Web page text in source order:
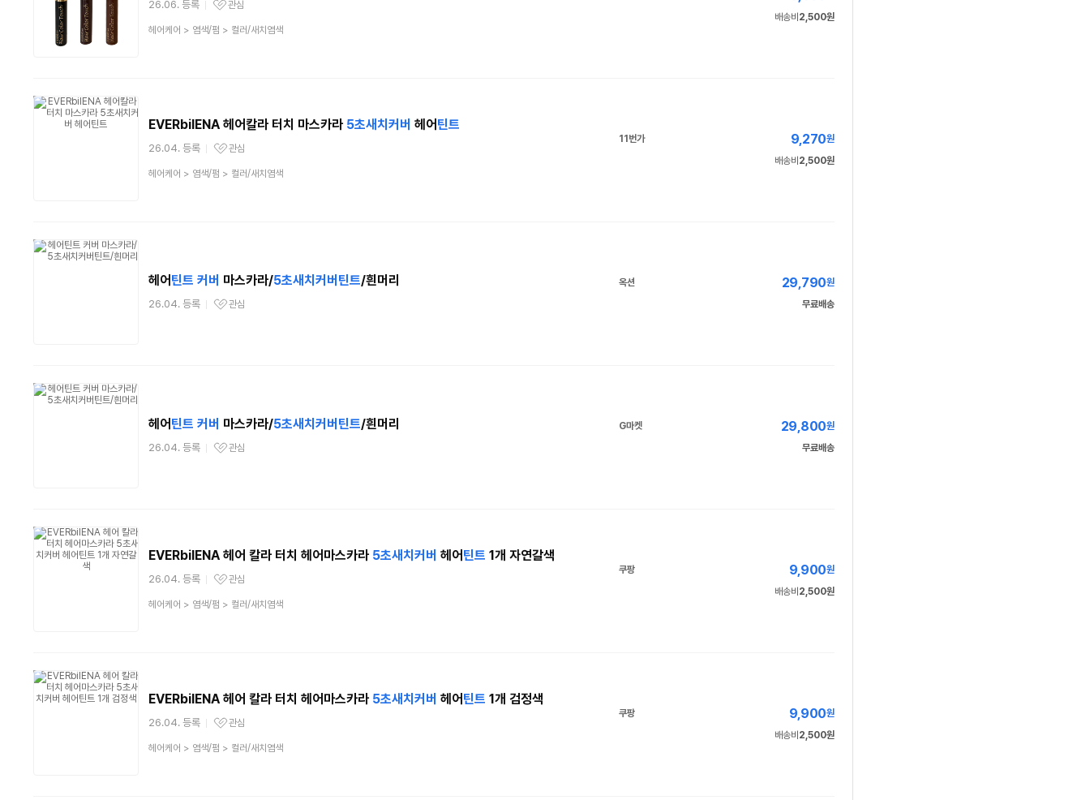
26.06. 등록
관심상품
관심
상
헤어케어 > 염색/펌 > 컬러/새치염색
배송비 2,500원
EVERbilENA 헤어칼라 터치 마스카라 5초새치 커버 헤어 틴트
26.04. 등록
관심상품
관심
상
헤어케어 > 염색/펌 > 컬러/새치염색
11번가 9,270원
배송비 2,500원
헤어 틴트 커버 마스카라/5초새치 커버 틴트/흰머리
26.04. 등록
관심상품
관심
옥션 29,790원
무료배송
헤어 틴트 커버 마스카라/5초새치 커버 틴트/흰머리
26.04. 등록
관심상품
관심
G마켓 29,800원
무료배송
EVERbilENA 헤어 칼라 터치 헤어마스카라 5초새치 커버 헤어 틴트 1개 자연갈색
26.04. 등록
관심상품
관심
상
헤어케어 > 염색/펌 > 컬러/새치염색
쿠팡 9,900원
배송비 2,500원
EVERbilENA 헤어 칼라 터치 헤어마스카라 5초새치 커버 헤어 틴트 1개 검정색
26.04. 등록
관심상품
관심
상
헤어케어 > 염색/펌 > 컬러/새치염색
쿠팡 9,900원
배송비 2,500원